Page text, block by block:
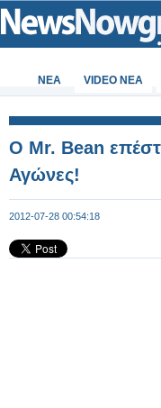
ΝΕΑ VIDEO NEA
O Mr. Bean
Αγώνες!
2012-07-28 00:54:18